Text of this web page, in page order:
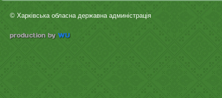
© Харківська обласна державна админістрація